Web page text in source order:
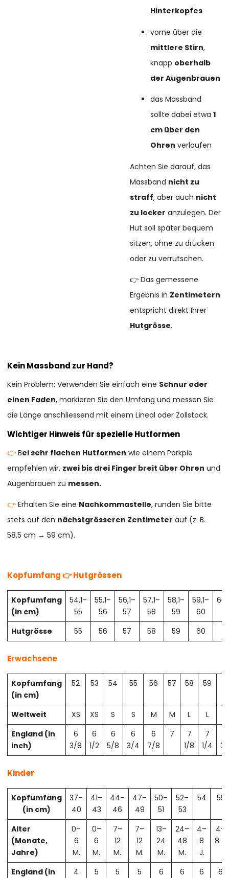
Hinterkopfes
vorne über die
mittlere Stirn,
knapp oberhalb
der Augenbrauen
das Massband
sollte dabei etwa1
cm über den
Ohren verlaufen
Achten Sie darauf, das
Massband nicht zu
straff, aber auch nicht
zu locker anzulegen. Der
Hut soll später bequem
sitzen, ohne zu drücken
oder zu verrutschen.
👉 Das gemessene
Ergebnis in Zentimetern
entspricht direkt Ihrer
Hutgrösse.
Kein Massband zur Hand?
Kein Problem: Verwenden Sie einfach eine Schnur oder
einen Faden, markieren Sie den Umfang und messen Sie
die Länge anschliessend mit einem Lineal oder Zollstock.
Wichtiger Hinweis für spezielle Hutformen
👉Bei sehr flachen Hutformen wie einem Porkpie
empfehlen wir, zwei bis drei Finger breit über Ohren und
Augenbrauen zu messen.
👉Erhalten Sie eine Nachkommastelle, runden Sie bitte
stets auf den nächstgrösseren Zentimeter auf (z. B.
58,5 cm → 59 cm).
Kopfumfang 👉 Hutgrössen
Kopfumfang
(in cm)
54,1–
55
55,1–
56
56,1–
57
57,1–
58
58,1–
59
59,1–
60
Hutgrösse
55 56 57 58 59 60
Erwachsene
Kopfumfang
(in cm)
52 53 54 55 56 57 58 59
Weltweit XS XS S S M M L L
England (in
inch)
6
3/8
6
1/2
6
5/8
6
3/4
6
7/8
7
7
1/8
7
1/4
Kinder
Kopfumfang
(in cm)
37–
40
41–
43
44–
46
47–
49
50–
51
52–
53
54 55
Alter
(Monate,
Jahre)
0–
6
M.
0–
6
M.
7–
12
M.
7–
12
M.
13–
24
M.
24–
48
M.
4–
8
J.
4–
8 J.
England (in
4
5
5
5
6
6
6
6